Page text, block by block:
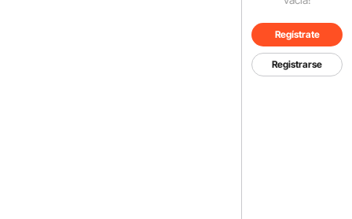
Regístrate
Registrarse